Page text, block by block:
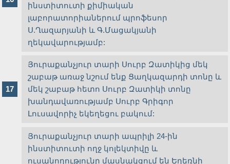
ինստիտուտի քիմիական
լաբորատորիաներում պրոֆեսոր
Ս.Ղազարյանի և Գ.Մացակյանի
ղեկավարությամբ:
Յուրաքանչյուր տարի Սուրբ Զատիկից մեկ
շաբաթ առաջ նշում ենք Ցաղկազարդի տոնը և
մեկ շաբաթ հետո Սուրբ Զատիկի տոնը
խանդավառությամբ Սուրբ Գրիգոր
Լուսավորիչ եկեղեցու բակում:
Յուրաքանչյուր տարի ապրիլի 24-ին
ինստիտուտի ողջ կոլեկտիվը և
ուսանողությունը մասնակցում են Եղեռնի